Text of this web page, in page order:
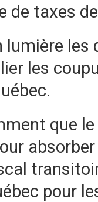
de taxes
lumière
les
que
pour